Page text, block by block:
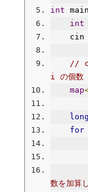
int main
int
    cin
//
i の個数
map
long
for
数を加算